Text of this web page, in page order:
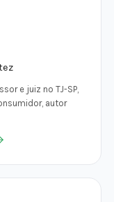
e juiz no TJ-SP,
autor